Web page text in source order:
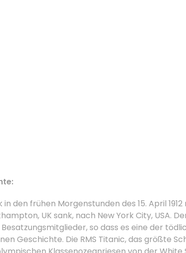
den frühen Morgenstunden des 15. April
UK sank, nach New York City, USA.
so dass es eine der
Geschichte. Die RMS Titanic, das größte